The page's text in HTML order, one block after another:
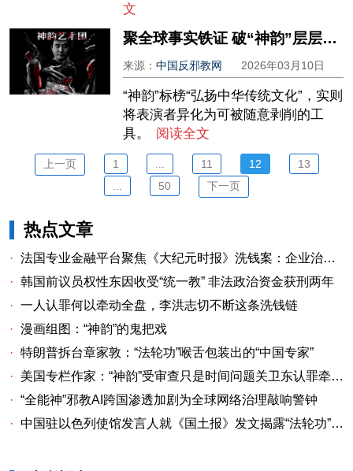
文
聚全球事实铁证 破“神韵”层层伪装
来源：中国反邪教网 2026年03月10日
“神韵”标榜“弘扬中华传统文化”，实则
将表演者异化为可被随意剥削的工
具。
阅读全文
上一页 1 ... 11 12
13
...
50 下一页
热点文章
· 法国专业金融平台聚焦《大纪元时报》洗钱案：企业治理漏洞与监管警示
· 韩国前议员权性东因收受“统一教” 非法政治资金获刑两年
· 一人认罪何以牵动全盘，李洪志切不断这条洗钱链
· 漫画组图：“神韵”的鬼把戏
· 特朗普拆台章家敦：“法轮功”喉舌包装出的“中国专家”
·
美国专栏作家：“神韵”受审查只是时间问题关卫东认罪牵出与《大纪元时报》资金链条
· “全能神”邪教AI跨国渗透加剧为全球网络治理敲响警钟
· 中国驻以色列使馆发言人就《国土报》发文揭露“法轮功”邪教本质答记者问